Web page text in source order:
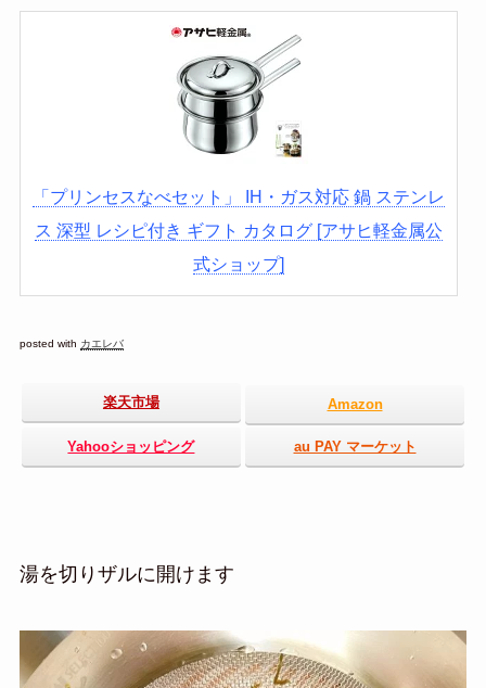
「プリンセスなべセット」 IH・ガス対応 鍋 ステンレ
ス 深型 レシピ付き ギフト カタログ [アサヒ軽金属公
式ショップ]
posted with カエレバ
楽天市場 Amazon
Yahooショッピング au PAY マーケット
湯を切りザルに開けます